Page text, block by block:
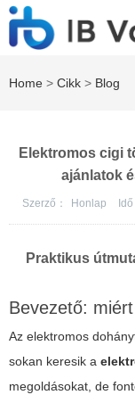
Home > Cikk > Blog
Elektromos cigi
ajánlatok
Szerző： Honlap Idő
Praktikus
Bevezető:
Az elektromos
sokan keresik a
megoldásokat, de